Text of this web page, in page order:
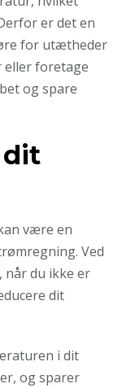
er det en
for utætheder
foretage
og spare
dit
være en
Ved
når du ikke er
dit
i dit
og sparer